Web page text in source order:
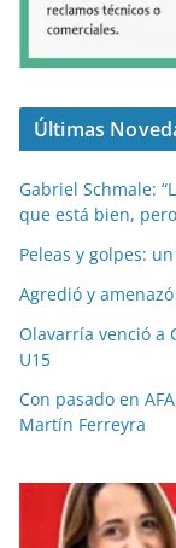
Últimas
Gabriel Schmale:
que está bien,
Peleas y golpes:
Agredió y
Olavarría venció a
U15
Con pasado en
Martín Ferreyra